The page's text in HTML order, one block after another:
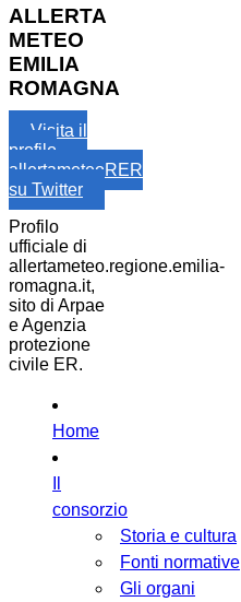
ALLERTA
METEO
EMILIA
ROMAGNA
Visita il
profilo
allertameteoRER
su Twitter
Profilo
ufficiale di
allertameteo.regione.emilia-
romagna.it,
sito di Arpae
e Agenzia
protezione
civile ER.
Home
consorzio
Storia e cultura
Fonti normative
Gli organi